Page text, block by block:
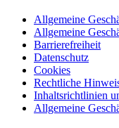
Allgemeine
Allgemeine
Barrierefreiheit
Datenschutz
Cookies
Rechtliche
Inhaltsrichtlinien
Allgemeine